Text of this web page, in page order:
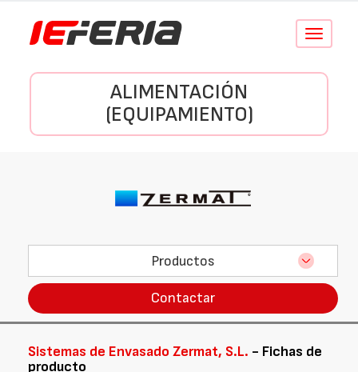
Conmutar
ALIMENTACIÓN
(EQUIPAMIENTO)
Productos
Contactar
Sistemas de Envasado Zermat, S.L. - Fichas de
producto